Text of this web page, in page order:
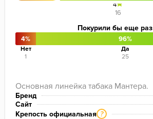
Основная линейка табака Мантера.
Бренд
Сайт
Крепость официальная ?
4
16
Покурили бы еще раз
4%
Нет
1
96%
Да
25